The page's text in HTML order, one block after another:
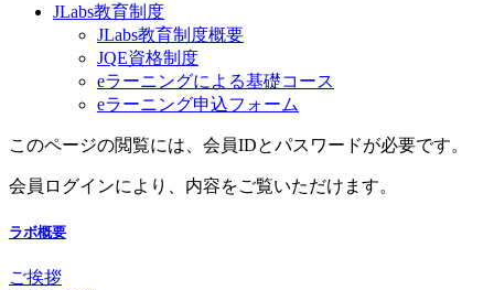
JLabs教育制度
JLabs教育制度概要
JQE資格制度
eラーニングによる基礎コース
eラーニング申込フォーム
このページの閲覧には、会員IDとパスワードが必要です。
会員ログインにより、内容をご覧いただけます。
ラボ概要
ご挨拶